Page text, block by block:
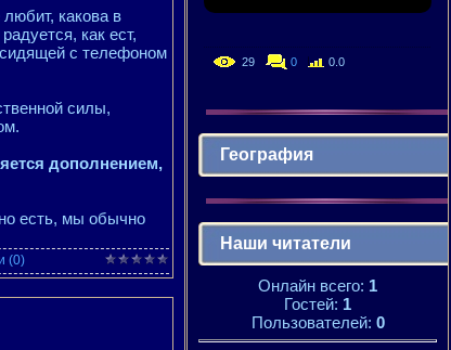
какова в
как ест,
сидящей с телефоном
силы,
дополнением,
есть, мы обычно
(0)
29 0 0.0
География
Наши читатели
Онлайн всего: 1
Гостей: 1
Пользователей: 0